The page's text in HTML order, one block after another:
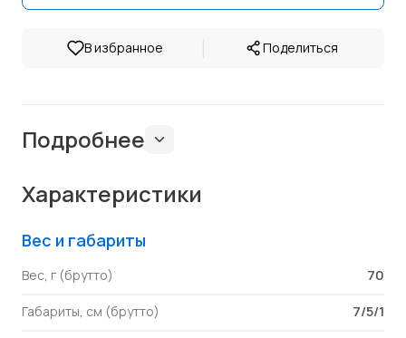
В избранное | Поделиться
Подробнее
Характеристики
Вес и габариты
Вес, г (брутто) 70
Габариты, см (брутто) 7/5/1